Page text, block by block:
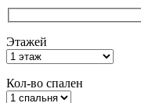
Этажей
Кол-во спален